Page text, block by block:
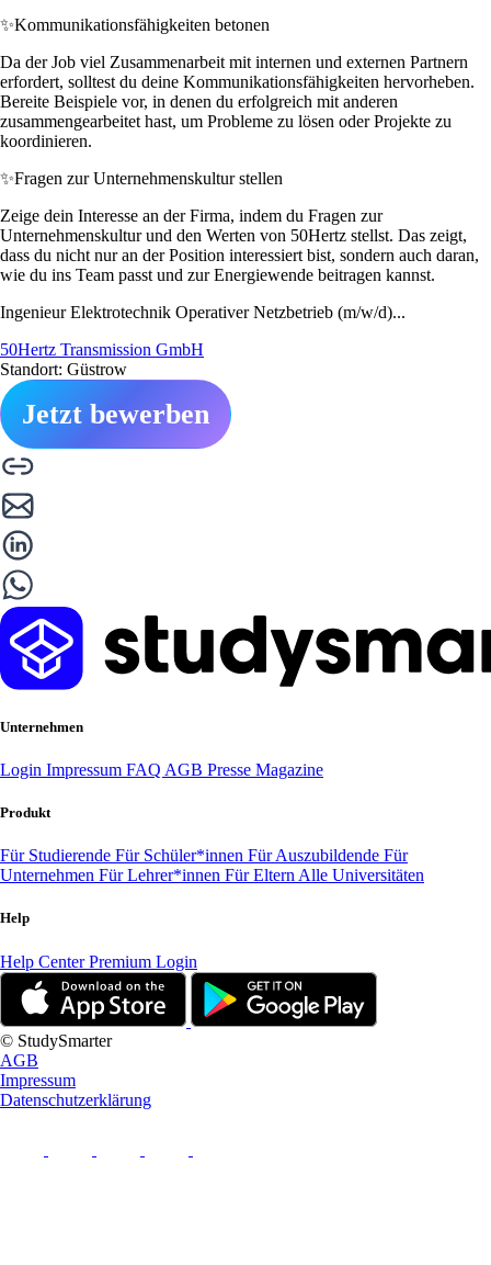
✨Kommunikationsfähigkeiten betonen
Da der Job viel Zusammenarbeit mit internen und externen Partnern
erfordert, solltest du deine Kommunikationsfähigkeiten hervorheben.
Bereite Beispiele vor, in denen du erfolgreich mit anderen
zusammengearbeitet hast, um Probleme zu lösen oder Projekte zu
koordinieren.
✨Fragen zur Unternehmenskultur stellen
Zeige dein Interesse an der Firma, indem du Fragen zur
Unternehmenskultur und den Werten von 50Hertz stellst. Das zeigt,
dass du nicht nur an der Position interessiert bist, sondern auch daran,
wie du ins Team passt und zur Energiewende beitragen kannst.
Ingenieur Elektrotechnik Operativer Netzbetrieb (m/w/d)...
50Hertz Transmission GmbH
Standort: Güstrow
Jetzt bewerben
Unternehmen
Login Impressum FAQ AGB Presse Magazine
Produkt
Für Studierende Für Schüler*innen Für Auszubildende Für
Unternehmen Für Lehrer*innen Für Eltern Alle Universitäten
Help
Help CenterPremium Login
© StudySmarter
AGB
Impressum
Datenschutzerklärung